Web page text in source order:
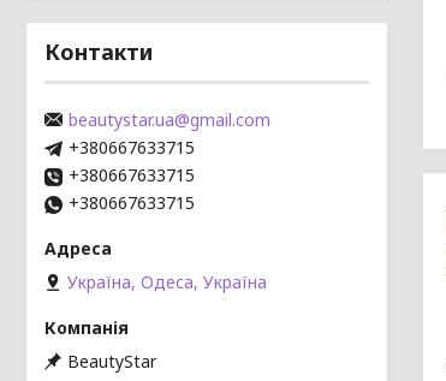
Контакти
beautystar.ua@gmail.com
+380667633715
+380667633715
+380667633715
Україна, Одеса, Україна
BeautyStar